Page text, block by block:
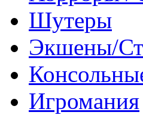
Шутеры
Экшены/
Игромания